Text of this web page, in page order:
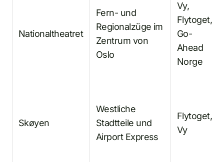
Nationaltheatret
Fern- und
Regionalzüge im
Zentrum von
Oslo
Vy,
Flytoget,
Go-
Ahead
Norge
Skøyen
Westliche
Stadtteile und
Airport Express
Flytoget,
Vy